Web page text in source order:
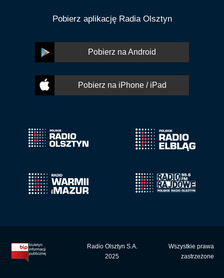
Pobierz aplikację Radia Olsztyn
Pobierz na Android
Pobierz na iPhone / iPad
Radio Olsztyn S.A.
2025
Wszystkie prawa
zastrzeżone